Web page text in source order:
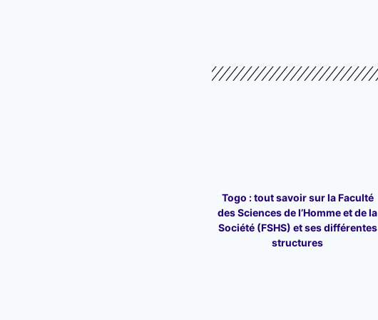
Togo : tout savoir sur la Faculté
des Sciences de l’Homme et de la
Société (FSHS) et ses différentes
structures